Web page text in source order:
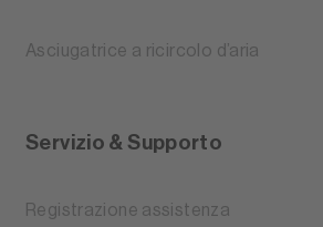
Asciugatrice a ricircolo d’aria
Servizio & Supporto
Registrazione assistenza